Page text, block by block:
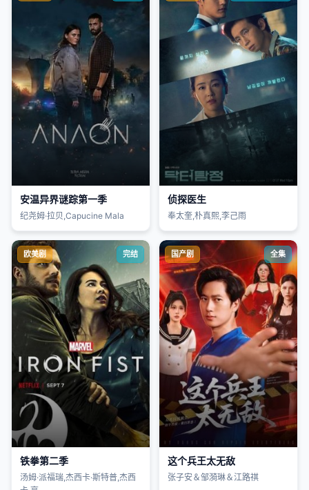
安温异界谜踪第一季
纪尧姆·拉贝,Capucine Mala
侦探医生
奉太奎,朴真熙,李己雨
欧美剧 完结
铁拳第二季
汤姆·派福瑞,杰西卡·斯特普,杰西
国产剧 全集
这个兵王太无敌
张子安＆邹漪琳＆江路祺